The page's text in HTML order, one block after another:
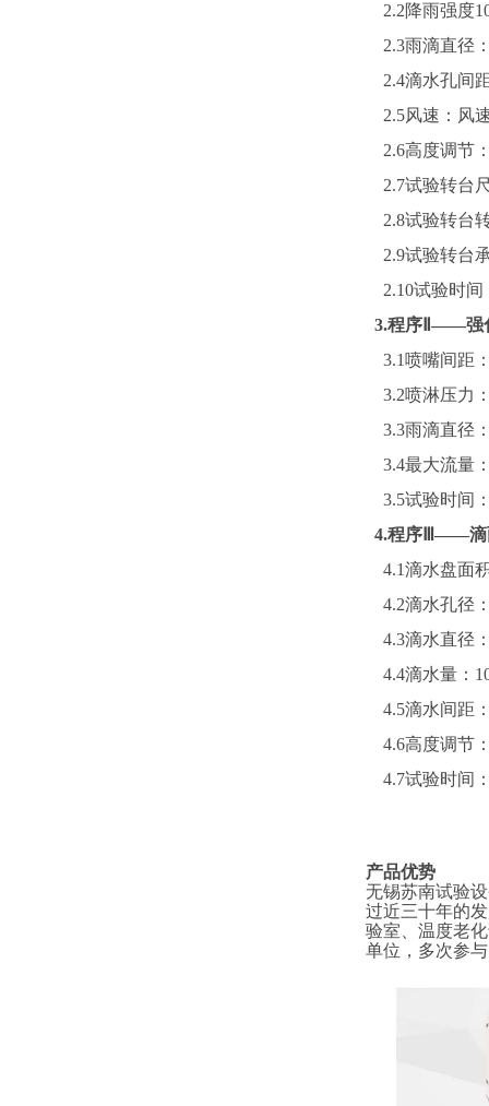
2.2降雨强度
2.3雨滴直径
2.4滴水孔间
2.5风速：风
2.6高度调节
2.7试验转台
2.8试验转台
2.9试验转台
2.10试验时间
3.程序Ⅱ——强
3.1 喷嘴间距
3.2喷淋压力
3.3雨滴直径
3.4最大流量
3.5试验时间
4.程序 Ⅲ——滴
4.1滴水盘面
4.2滴水孔径
4.3滴水直径
4.4滴水量：
4.5滴水间距
4.6高度调节
4.7试验时间
产品优势
无锡苏南试验
过近三十年的
验室、温度老
单位，多次参